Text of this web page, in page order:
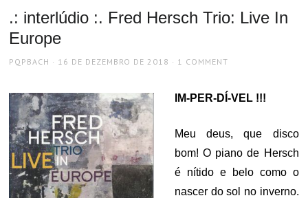
.: interlúdio :. Fred Hersch Trio: Live In
Europe
AUTHOR
PQPBACH
POSTED
16 DE DEZEMBRO DE 2018 1 COMMENT
IM-PER-DÍ-VEL !!!
Meu deus, que disco
bom! O piano de Hersch
é nítido e belo como o
nascer do sol no inverno.